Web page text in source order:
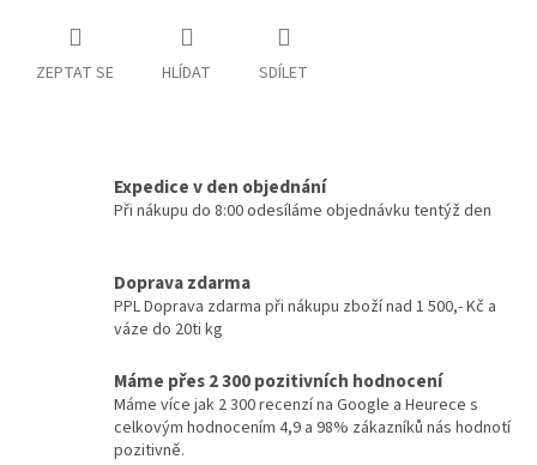
ZEPTAT SE HLÍDAT SDÍLET
Expedice v den objednání
Při nákupu do 8:00 odesíláme objednávku tentýž den
Doprava zdarma
PPL Doprava zdarma při nákupu zboží nad 1 500,- Kč a
váze do 20ti kg
Máme přes 2 300 pozitivních hodnocení
Máme více jak 2 300 recenzí na Google a Heurece s
celkovým hodnocením 4,9 a 98% zákazníků nás hodnotí
pozitivně.